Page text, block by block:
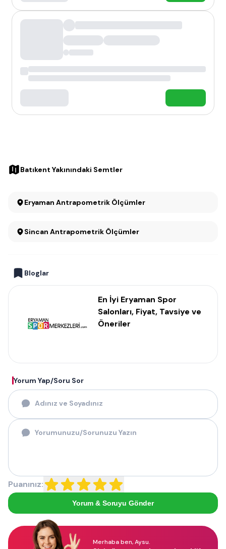
Batıkent Yakınındaki Semtler
Eryaman Antrapometrik Ölçümler
Sincan Antrapometrik Ölçümler
Bloglar
En İyi Eryaman Spor
Salonları, Fiyat, Tavsiye ve
Öneriler
Yorum Yap/Soru Sor
Puanınız:
Yorum & Soruyu Gönder
Merhaba ben, Aysu.